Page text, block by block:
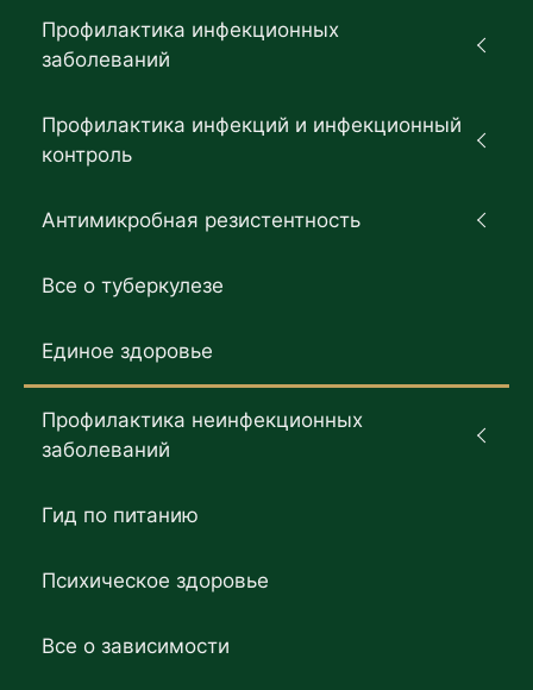
Профилактика инфекционных
заболеваний
Профилактика инфекций и инфекционный
контроль
Антимикробная резистентность
Все о туберкулезе
Единое здоровье
Профилактика неинфекционных
заболеваний
Гид по питанию
Психическое здоровье
Все о зависимости